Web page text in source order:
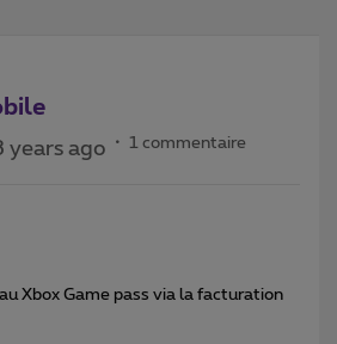
ago 1 commentaire
Xbox Game pass via la facturation